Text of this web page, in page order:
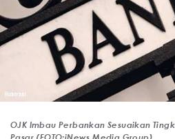
OJK Imbau Perbankan Sesuaikan
Pasar (FOTO:iNews Media Group)